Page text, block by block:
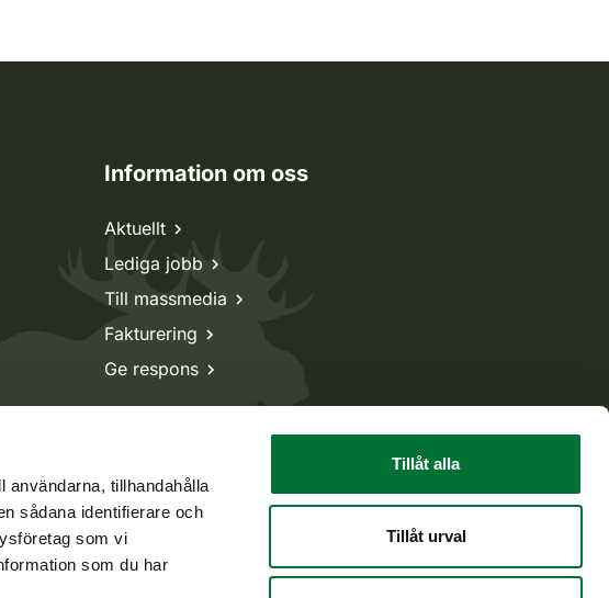
användarna, tillhandahålla
sådana identifierare och
som vi
som du har
Tillåt alla
Tillåt urval
Information om oss
Aktuellt
Lediga jobb
Till massmedia
Fakturering
Ge respons